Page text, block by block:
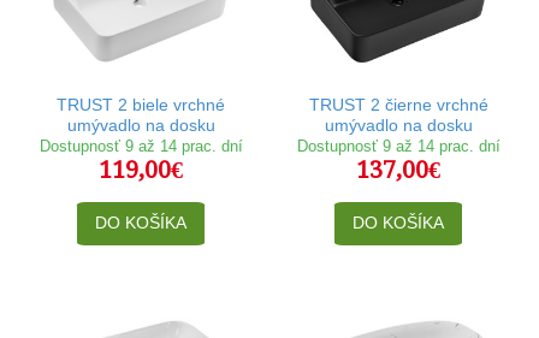
TRUST 2 biele vrchné
umývadlo na dosku
Dostupnosť 9 až 14 prac. dní
119,00€
DO KOŠÍKA
TRUST 2 čierne vrchné
umývadlo na dosku
Dostupnosť 9 až 14 prac. dní
137,00€
DO KOŠÍKA